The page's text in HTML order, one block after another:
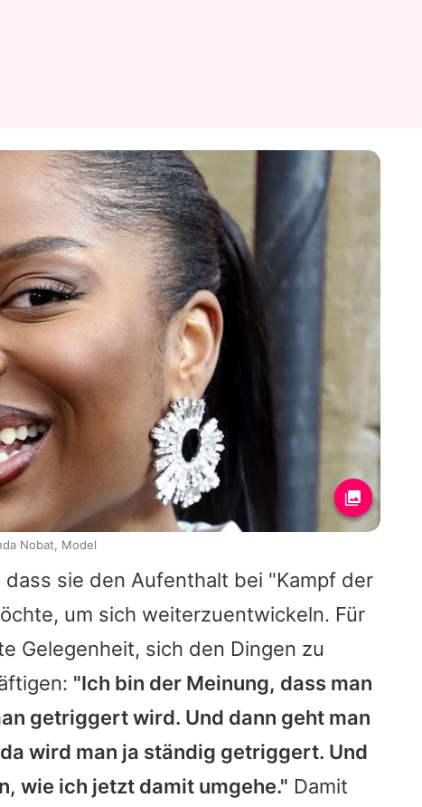
sie den Aufenthalt bei "Kampf der
um sich weiterzuentwickeln. Für
Gelegenheit, sich den Dingen zu
"Ich bin der Meinung, dass man
getriggert wird. Und dann geht man
wird man ja ständig getriggert. Und
wie ich jetzt damit umgehe." Damit
Nobat, Model